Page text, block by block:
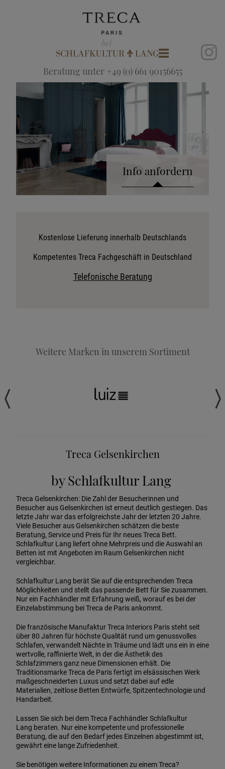
Beratung unter +49 (0) 661 90156655
Info anfordern
Stoffkollektion anfordern
Telefonische Beratung anfordern
Kostenlose Lieferung innerhalb Deutschlands
Kompetentes Treca Fachgeschäft in Deutschland
Telefonische Beratung
Weitere Marken in unserem Sortiment
Treca Gelsenkirchen
by Schlafkultur Lang
Treca Gelsenkirchen: Die Zahl der Besucherinnen und
Besucher aus Gelsenkirchen ist erneut deutlich gestiegen. Das
letzte Jahr war das erfolgreichste Jahr der letzten 20 Jahre.
Viele Besucher aus Gelsenkirchen schätzen die beste
Beratung, Service und Preis für Ihr neues Treca Bett.
Schlafkultur Lang liefert ohne Mehrpreis und die Auswahl an
Betten ist mit Angeboten im Raum Gelsenkirchen nicht
vergleichbar.
Schlafkultur Lang berät Sie auf die entsprechenden Treca
Möglichkeiten und stellt das passende Bett für Sie zusammen.
Nur ein Fachhändler mit Erfahrung weiß, worauf es bei der
Einzelabstimmung bei Treca de Paris ankommt.
Die französische Manufaktur Treca Interiors Paris steht seit
über 80 Jahren für höchste Qualität rund um genussvolles
Schlafen, verwandelt Nächte in Träume und lädt uns ein in eine
wertvolle, raffinierte Welt, in der die Ästhetik des
Schlafzimmers ganz neue Dimensionen erhält. Die
Traditionsmarke Treca de Paris fertigt im elsässischen Werk
maßgeschneiderten Luxus und setzt dabei auf edle
Materialien, zeitlose Betten Entwürfe, Spitzentechnologie und
Handarbeit.
Lassen Sie sich bei dem Treca Fachhändler Schlafkultur
Lang beraten. Nur eine kompetente und professionelle
Beratung, die auf den Bedarf jedes Einzelnen abgestimmt ist,
gewährt eine lange Zufriedenheit.
Sie benötigen weitere Informationen zu einem Treca?